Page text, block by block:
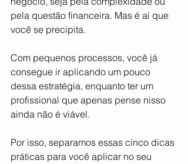
pela questão financeira. Mas é aí que
você se precipita.
Com pequenos processos, você já
consegue ir aplicando um pouco
dessa estratégia, enquanto ter um
profissional que apenas pense nisso
ainda não é viável.
Por isso, separamos essas cinco dicas
práticas para você aplicar no seu